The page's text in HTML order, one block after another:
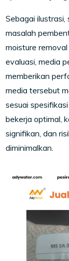
Sebagai
masalah
moisture
evaluasi, media
memberikan
media tersebut
sesuai
bekerja optimal,
signifikan, dan
diminimalkan.